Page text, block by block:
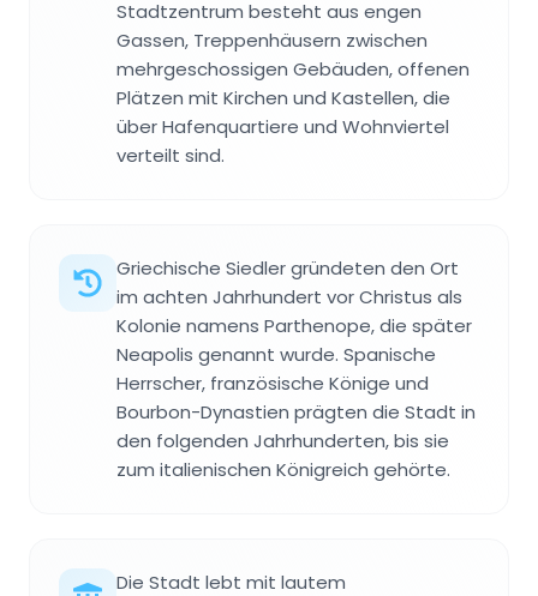
Stadtzentrum besteht aus engen
Gassen, Treppenhäusern zwischen
mehrgeschossigen Gebäuden, offenen
Plätzen mit Kirchen und Kastellen, die
über Hafenquartiere und Wohnviertel
verteilt sind.
Griechische Siedler gründeten den Ort
im achten Jahrhundert vor Christus als
Kolonie namens Parthenope, die später
Neapolis genannt wurde. Spanische
Herrscher, französische Könige und
Bourbon-Dynastien prägten die Stadt in
den folgenden Jahrhunderten, bis sie
zum italienischen Königreich gehörte.
Die Stadt lebt mit lautem